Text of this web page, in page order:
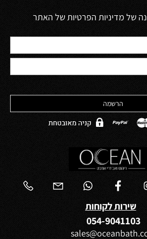
של מדיניות הפרטיות של האתר
שירות לקוחות
054-9041103